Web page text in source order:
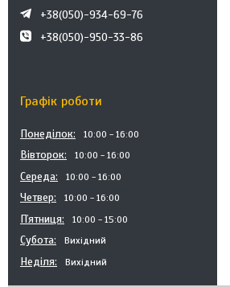
+38(050)-934-69-76
+38(050)-950-33-86
Графік роботи
Понеділок 10:00 16:00
Вівторок 10:00 16:00
Середа 10:00 16:00
Четвер 10:00 16:00
Пʼятниця 10:00 15:00
Субота Вихідний
Неділя Вихідний